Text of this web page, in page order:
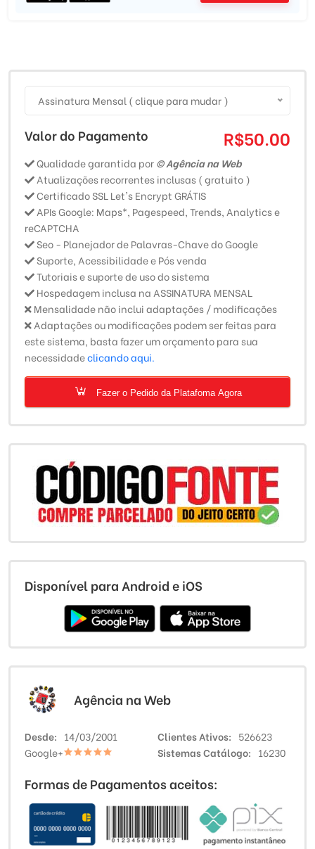
Assinatura Mensal ( clique para mudar )
Valor do Pagamento R$50.00
Qualidade garantida por© Agência na Web
Atualizações recorrentes inclusas ( gratuito )
Certificado SSL Let's Encrypt GRÁTIS
APIs Google: Maps*, Pagespeed, Trends, Analytics e
reCAPTCHA
Seo - Planejador de Palavras-Chave do Google
Suporte, Acessibilidade e Pós venda
Tutoriais e suporte de uso do sistema
Hospedagem inclusa na ASSINATURA MENSAL
Mensalidade não inclui adaptações / modificações
Adaptações ou modificações podem ser feitas para
este sistema, basta fazer um orçamento para sua
necessidadeclicando aqui.
Fazer o Pedido da Platafoma Agora
Disponível para Android e iOS
Agência na Web
Desde 14/03/2001 Clientes Ativos
526623
Google+
Sistemas Catálogo 16230
Formas de Pagamentos aceitos: